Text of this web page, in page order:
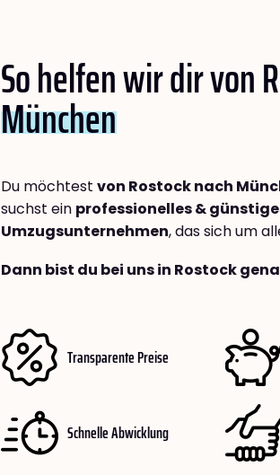
So helfen wir dir von
München
Du möchtest von Rostock nach
suchst ein professionelles &
Umzugsunternehmen, das sich um
Dann bist du bei uns in Rostock
Transparente Preise
Schnelle Abwicklung